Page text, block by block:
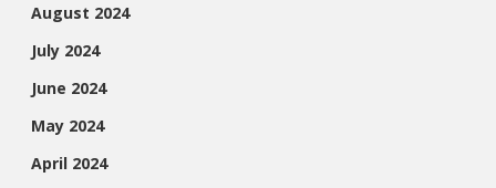
August 2024
July 2024
June 2024
May 2024
April 2024